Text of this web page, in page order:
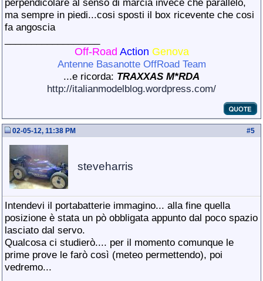
perpendicolare al senso di marcia invece che parallelo,
ma sempre in piedi...cosi sposti il box ricevente che cosi
fa angoscia
Off-Road Action Genova
Antenne Basanotte OffRoad Team
...e ricorda: TRAXXAS M*RDA
http://italianmodelblog.wordpress.com/
#5
02-05-12, 11:38 PM
steveharris
Intendevi il portabatterie immagino... alla fine quella
posizione è stata un pò obbligata appunto dal poco spazio
lasciato dal servo.
Qualcosa ci studierò.... per il momento comunque le
prime prove le farò così (meteo permettendo), poi
vedremo...